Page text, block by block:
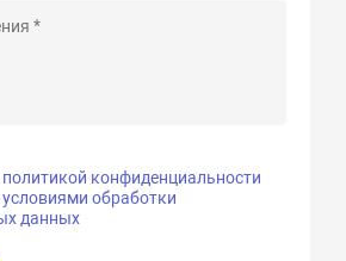
политикой конфиденциальности
условиями обработки
данных